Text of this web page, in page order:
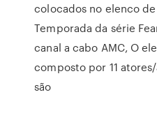
colocados no elenco
Temporada da série
canal a cabo AMC, O
composto por 11
são